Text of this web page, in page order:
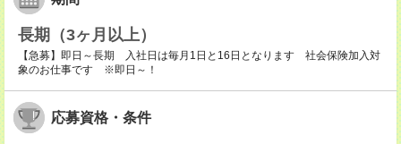
長期（3ヶ月以上）
【急募】即日～長期 入社日は毎月1日と16日となります 社会保険加入対
象のお仕事です ※即日～！
応募資格・条件